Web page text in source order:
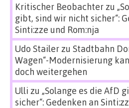
Kritischer Beobachterzu
gibt, sind wir nicht sicher“:
Sinti:zze und Rom:nja
Udo Stailerzu Stadtbahn
Wagen“-Modernisierung
doch weitergehen
Ulli zu „Solange es die AfD
sicher“: Gedenken an